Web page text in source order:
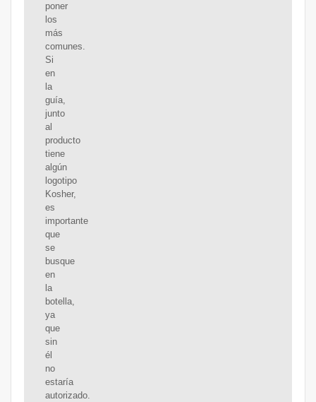
poner
los
más
comunes.
Si
en
la
guía,
junto
al
producto
tiene
algún
logotipo
Kosher,
es
importante
que
se
busque
en
la
botella,
ya
que
sin
él
no
estaría
autorizado.